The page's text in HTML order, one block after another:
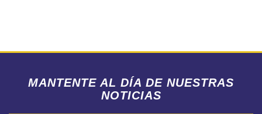
MANTENTE AL DÍA DE NUESTRAS
NOTICIAS